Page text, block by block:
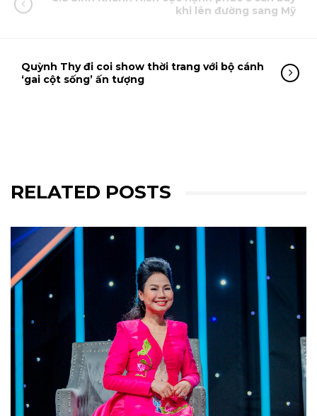
khi lên đường sang Mỹ
Quỳnh Thy đi coi show thời trang với bộ cánh
‘gai cột sống’ ấn tượng
RELATED POSTS